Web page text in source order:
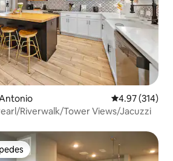
Calificación
4.97 (314)
Riverwalk/Tower Views/Jacuzzi